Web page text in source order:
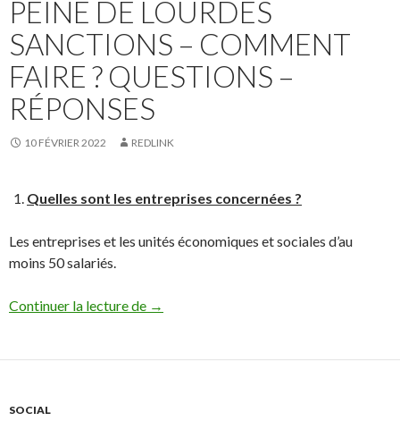
PEINE DE LOURDES
SANCTIONS – COMMENT
FAIRE ? QUESTIONS –
RÉPONSES
10 FÉVRIER 2022 REDLINK
Quelles sont les entreprises concernées ?
Les entreprises et les unités économiques et sociales d’au
moins 50 salariés.
Continuer la lecture de Vous devez avoir publié votre index
→
SOCIAL